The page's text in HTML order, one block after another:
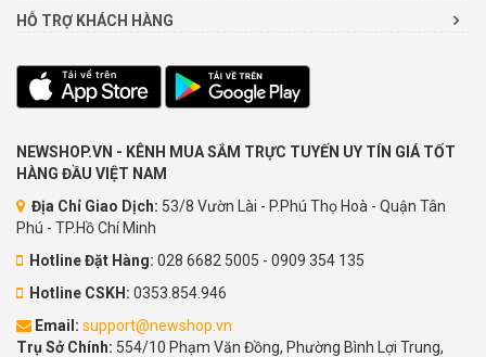
HỖ TRỢ KHÁCH HÀNG
NEWSHOP.VN - KÊNH MUA SẮM TRỰC TUYẾN UY TÍN GIÁ TỐT
HÀNG ĐẦU VIỆT NAM
Địa Chỉ Giao Dịch: 53/8 Vườn Lài - P.Phú Thọ Hoà - Quận Tân
Phú - TP.Hồ Chí Minh
Hotline Đặt Hàng: 028 6682 5005 - 0909 354 135
Hotline CSKH: 0353.854.946
Email: support@newshop.vn
Trụ Sở Chính: 554/10 Phạm Văn Đồng, Phường Bình Lợi Trung,